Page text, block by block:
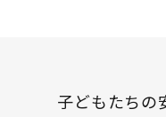
子どもたちの